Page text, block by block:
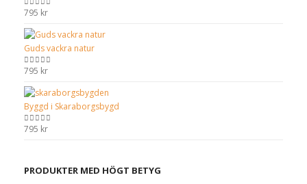
0out of 5
795 kr
Guds vackra natur
0out of 5
795 kr
Byggd i Skaraborgsbygd
0out of 5
795 kr
PRODUKTER MED HÖGT BETYG